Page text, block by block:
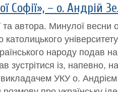
Софії», – о. Андрій
та автора. Минулої весни
католицького
народу подав
зустрітися із, напевно,
УКУ о.